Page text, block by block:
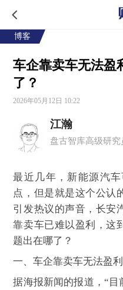
博客
车企靠卖车无法盈
了？
2026年05月12日 10:22
江瀚
最近几年，新能源汽
点，但是就是这个公认
引发热议的声音，长安
靠卖车已难以盈利，这
题出在哪了？
一、车企靠卖车无法盈利
据海报新闻的报道，“